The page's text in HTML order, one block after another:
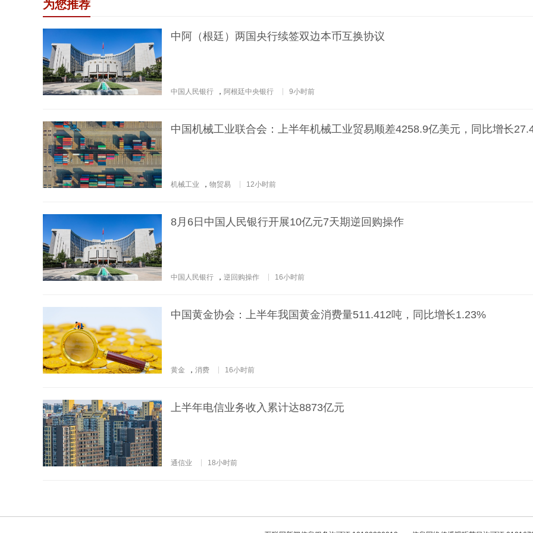
为您推荐
中阿（根廷）两国央行续签双边本币互换协议
中国人民银行 ， 阿根廷中央银行 9小时前
中国机械工业联合会：上半年机械工业贸易顺差4258.9亿美元，同比增长
机械工业 ， 物贸易 12小时前
8月6日中国人民银行开展10亿元7天期逆回购操作
中国人民银行 ， 逆回购操作 16小时前
中国黄金协会：上半年我国黄金消费量511.412吨，同比增长1.23%
黄金 ， 消费 16小时前
上半年电信业务收入累计达8873亿元
通信业 18小时前